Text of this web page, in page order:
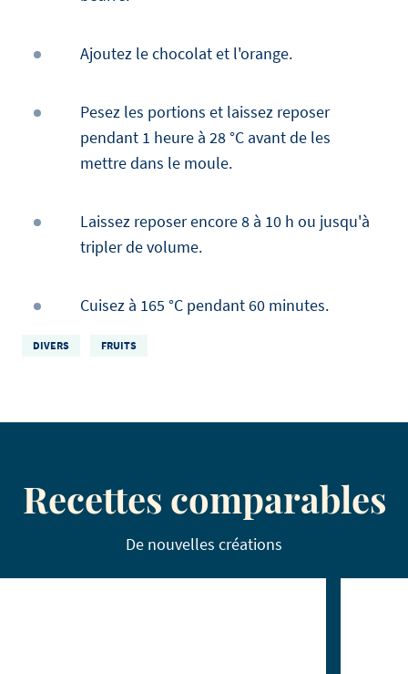
Ajoutez le chocolat et l'orange.
Pesez les portions et laissez reposer
pendant 1 heure à 28 °C avant de les
mettre dans le moule.
Laissez reposer encore 8 à 10 h ou jusqu'à
tripler de volume.
Cuisez à 165 °C pendant 60 minutes.
DIVERS FRUITS
Recettes comparables
De nouvelles créations